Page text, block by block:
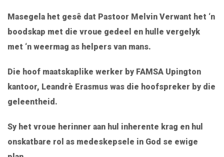
Masegela het gesê dat Pastoor Melvin Verwant het ‘n
boodskap met die vroue gedeel en hulle vergelyk
met ‘n weermag as helpers van mans.
Die hoof maatskaplike werker by FAMSA Upington
kantoor, Leandrè Erasmus was die hoofspreker by die
geleentheid.
Sy het vroue herinner aan hul inherente krag en hul
onskatbare rol as medeskepsele in God se ewige